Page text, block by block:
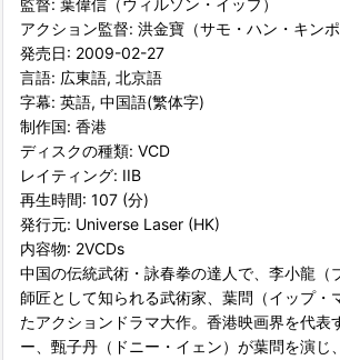
監督: 葉偉信（ウィルソン・イップ）
アクション監督: 洪金寶（サモ・ハン・キンポ
発売日: 2009-02-27
言語: 広東語, 北京語
字幕: 英語, 中国語(繁体字)
制作国: 香港
ディスクの種類: VCD
レイティング: IIB
再生時間: 107 (分)
発行元: Universe Laser (HK)
内容物: 2VCDs
中国の伝統武術・詠春拳の達人で、李小龍（
師匠として知られる武術家、葉問（イップ・
たアクションドラマ大作。香港映画界を代表
ー、甄子丹（ドニー・イェン）が葉問を演じ